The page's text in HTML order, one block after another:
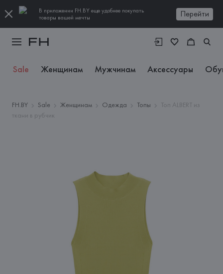
В приложении FH.BY еще удобнее покупать
товары вашей мечты
Перейти
Sale Женщинам Мужчинам Аксессуары
FH.BY Sale Женщинам Одежда Топы
Топ ALBERT из
ткани в рубчик